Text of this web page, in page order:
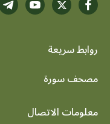
روابط سريعة
footer menu
مصحف سورة
معلومات الاتصال